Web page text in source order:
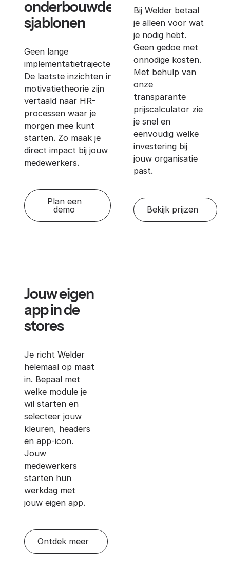
onderbouwde
sjablonen
Geen lange
implementatietrajecten.
De laatste inzichten in
motivatietheorie zijn
vertaald naar HR-
processen waar je
morgen mee kunt
starten. Zo maak je
direct impact bij jouw
medewerkers.
Plan een
demo
Bij Welder betaal
je alleen voor wat
je nodig hebt.
Geen gedoe met
onnodige kosten.
Met behulp van
onze
transparante
prijscalculator zie
je snel en
eenvoudig welke
investering bij
jouw organisatie
past.
Bekijk prijzen
Jouw eigen
app in de
stores
Je richt Welder
helemaal op maat
in. Bepaal met
welke module je
wil starten en
selecteer jouw
kleuren, headers
en app-icon.
Jouw
medewerkers
starten hun
werkdag met
jouw eigen app.
Ontdek meer